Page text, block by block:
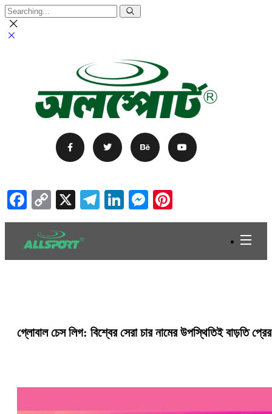
Facebook
Copy
Link
X Telegram
LinkedIn
Messenger
গ্লোবাল চেস লিগ: বিশ্বের সেরা চার নামের উপস্থিতিই বাড়তি